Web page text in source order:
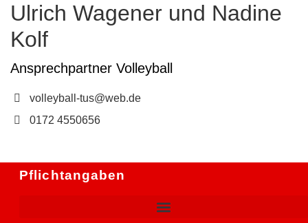
Ulrich Wagener und Nadine
Kolf
Ansprechpartner Volleyball
volleyball-tus@web.de
0172 4550656
Pflichtangaben